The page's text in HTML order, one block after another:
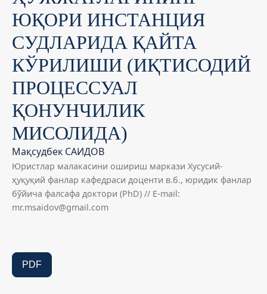
ЮҚОРИ ИНСТАНЦИЯ
СУДЛАРИДА ҚАЙТА
КЎРИЛИШИ (ИҚТИСОДИЙ
ПРОЦЕССУАЛ
ҚОНУНЧИЛИК
МИСОЛИДА)
Мақсудбек САИДОВ
Юристлар малакасини ошириш маркази Хусусий-
ҳуқуқий фанлар кафедраси доценти в.б., юридик фанлар
бўйича фалсафа доктори (PhD) // E-mail:
mr.msaidov@gmail.com
PDF